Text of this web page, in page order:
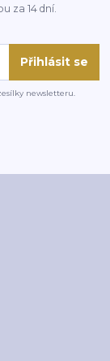
za 14 dní.
Přihlásit se
newsletteru.